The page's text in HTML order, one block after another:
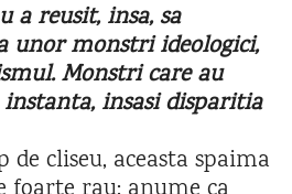
a reusit, insa, sa
unor monstri ideologici,
Monstri care au
insasi disparitia
de cliseu, aceasta spaima